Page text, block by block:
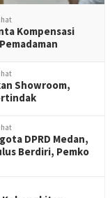
Kompensasi
Showroom,
DPRD Medan,
Berdiri, Pemko